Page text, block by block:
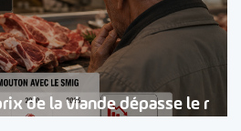
de la viande dépasse le r